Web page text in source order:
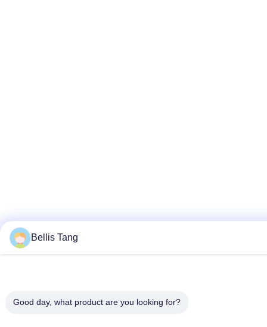
Bellis Tang
Good day, what product are you looking for?